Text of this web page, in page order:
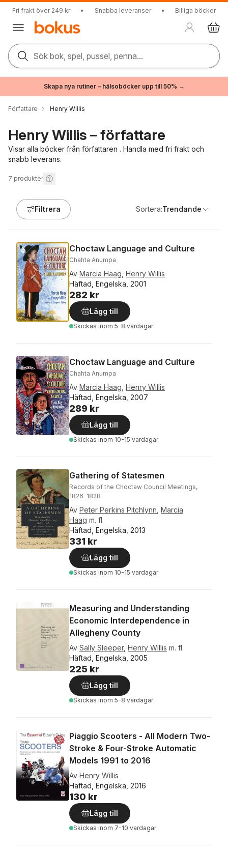
Fri frakt över 249 kr • Snabba leveranser • Billiga böcker
Sök bok, spel, pussel, penna...
Skapa nya rutiner – hälsoböcker upp till 50% →
Författare Henry Willis
Henry Willis – författare
Visar alla böcker från författaren . Handla med fri frakt och
snabb leverans.
7 produkter
Filtrera Sortera:Trendande
Choctaw Language and Culture
Chahta Anumpa
Av Marcia Haag Henry Willis
Häftad, Engelska, 2001
282 kr
Lägg till
Skickas inom 5-8 vardagar
Choctaw Language and Culture
Chahta Anumpa
Av Marcia Haag Henry Willis
Häftad, Engelska, 2007
289 kr
Lägg till
Skickas inom 10-15 vardagar
Gathering of Statesmen
Records of the Choctaw Council Meetings,
1826–1828
Av Peter Perkins Pitchlynn Marcia
Haag m. fl.
Häftad, Engelska, 2013
331 kr
Lägg till
Skickas inom 10-15 vardagar
Measuring and Understanding
Economic Interdependence in
Allegheny County
Av Sally Sleeper, Henry Willis m. fl.
Häftad, Engelska, 2005
225 kr
Lägg till
Skickas inom 5-8 vardagar
Piaggio Scooters - All Modern Two-
Stroke & Four-Stroke Automatic
Models 1991 to 2016
Av Henry Willis
Häftad, Engelska, 2016
130 kr
Lägg till
Skickas inom 7-10 vardagar